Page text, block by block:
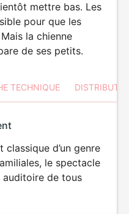
mettre bas. Les
pour que les
la chienne
de ses petits.
TECHNIQUE
classique d’un genre
le spectacle
de tous